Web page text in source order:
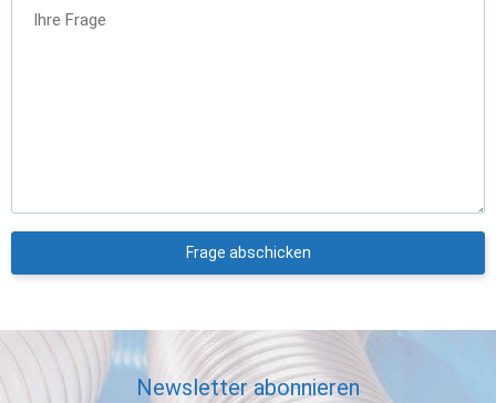
Ihre Frage
Frage abschicken
Newsletter abonnieren